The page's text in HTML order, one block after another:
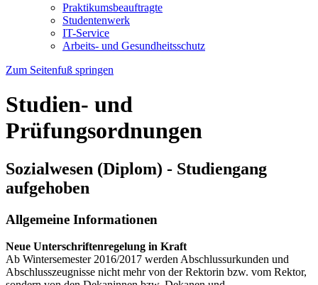
Praktikumsbeauftragte
Studentenwerk
IT-Service
Arbeits- und Gesundheitsschutz
Zum Seitenfuß springen
Studien- und
Prüfungsordnungen
Sozialwesen (Diplom) - Studiengang
aufgehoben
Allgemeine Informationen
Neue Unterschriftenregelung in Kraft
Ab Wintersemester 2016/2017 werden Abschlussurkunden und
Abschlusszeugnisse nicht mehr von der Rektorin bzw. vom Rektor,